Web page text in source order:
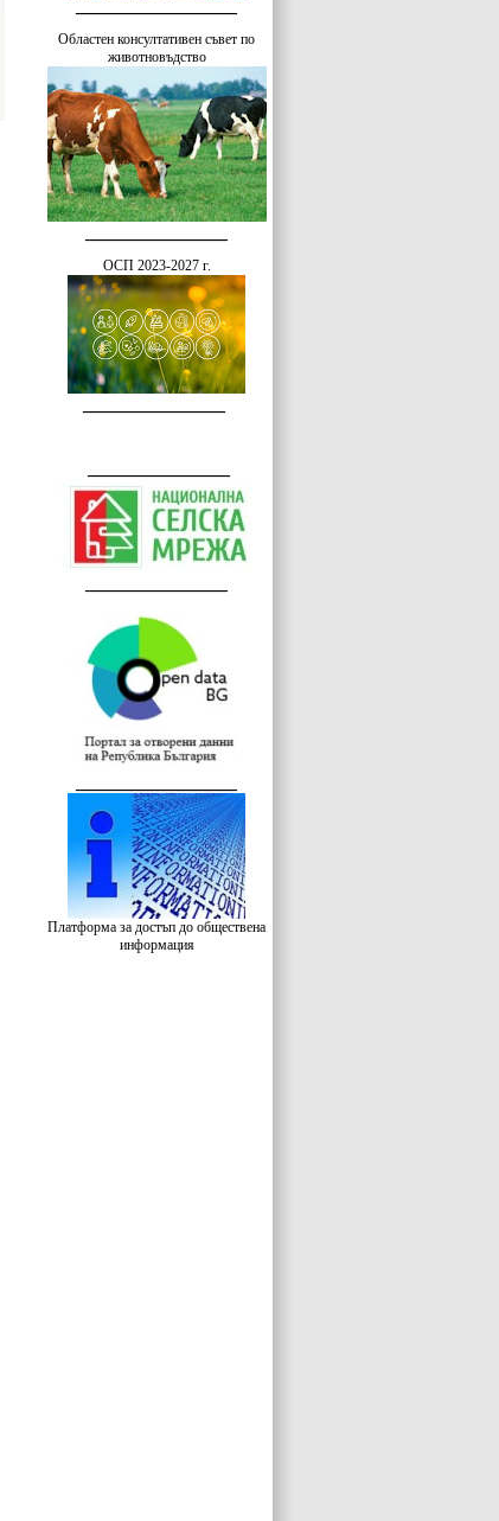
Областен консултативен съвет по
животновъдство
ОСП 2023-2027 г.
Платформа за достъп до обществена
информация